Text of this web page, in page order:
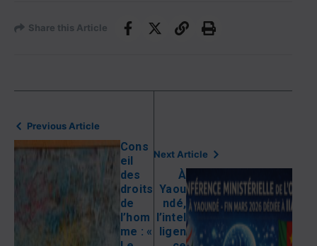
Share this Article
Previous Article
Cons
eil
des
droits
de
l’hom
me : «
Next Article
À
Yaou
ndé,
l’intel
ligen